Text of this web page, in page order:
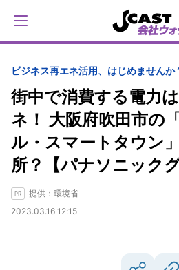
ビジネス再エネ活用、はじめませんか
街中で消費する電力
ネ！ 大阪府吹田市の
ル・スマートタウン
所？【パナソニックグ
提供：環境省
2023.03.16 12:15